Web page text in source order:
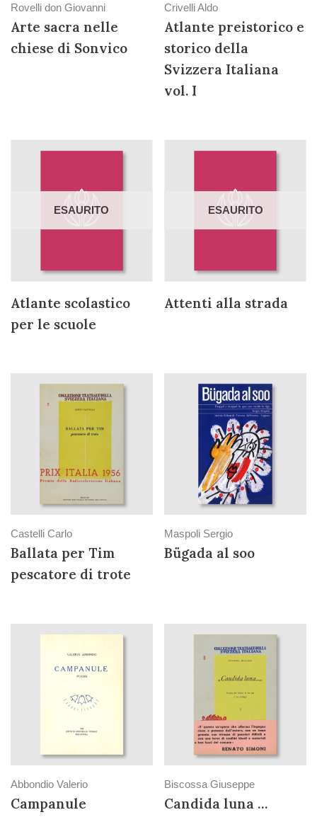
Rovelli don Giovanni
Arte sacra nelle
chiese di Sonvico
Crivelli Aldo
Atlante preistorico e
storico della
Svizzera Italiana
vol. I
ESAURITO
Atlante scolastico
per le scuole
ESAURITO
Attenti alla strada
Castelli Carlo
Ballata per Tim
pescatore di trote
Maspoli Sergio
Bügada al soo
Abbondio Valerio
Campanule
Biscossa Giuseppe
Candida luna …